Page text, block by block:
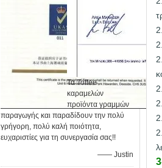
Τα Toffee
καραμελών
προϊόντα γραμμών
παραγωγής και παραδίδουν την πολύ
γρήγορη, πολύ καλή ποιότητα,
ευχαριστίες για τη συνεργασία σας!!
—— Justin